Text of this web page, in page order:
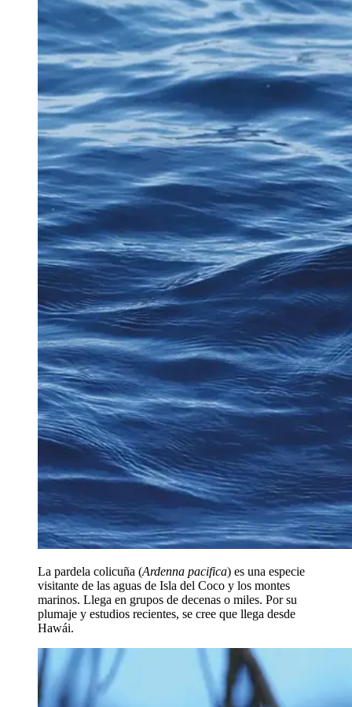
La pardela colicuña (Ardenna pacifica) es una especie
visitante de las aguas de Isla del Coco y los montes
marinos. Llega en grupos de decenas o miles. Por su
plumaje y estudios recientes, se cree que llega desde
Hawái.